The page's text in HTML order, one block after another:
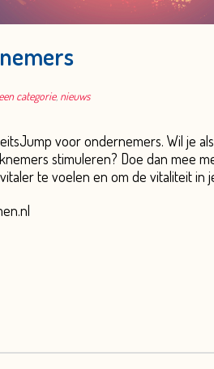
categorie, nieuws
voor ondernemers. Wil je
stimuleren? Doe dan mee
te voelen en om de vitaliteit in